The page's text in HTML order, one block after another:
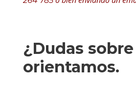
¿Dudas
orientamos.